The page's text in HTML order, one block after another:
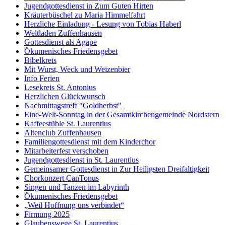
Jugendgottesdienst in Zum Guten Hirten
Kräuterbüschel zu Maria Himmelfahrt
Herzliche Einladung - Lesung von Tobias Haberl
Weltladen Zuffenhausen
Gottesdienst als Agape
Ökumenisches Friedensgebet
Bibelkreis
Mit Wurst, Weck und Weizenbier
Info Ferien
Lesekreis St. Antonius
Herzlichen Glückwunsch
Nachmittagstreff "Goldherbst"
Eine-Welt-Sonntag in der Gesamtkirchengemeinde Nordstern
Kaffeestüble St. Laurentius
Altenclub Zuffenhausen
Familiengottesdienst mit dem Kinderchor
Mitarbeiterfest verschoben
Jugendgottesdienst in St. Laurentius
Gemeinsamer Gottesdienst in Zur Heiligsten Dreifaltigkeit
Chorkonzert CanTonus
Singen und Tanzen im Labyrinth
Ökumenisches Friedensgebet
„Weil Hoffnung uns verbindet“
Firmung 2025